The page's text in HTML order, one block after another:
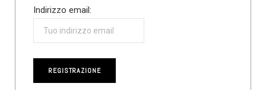
Indirizzo email: